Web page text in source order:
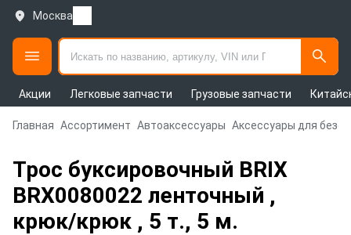
Москва
Акции Легковые запчасти Грузовые запчасти
Главная Ассортимент Автоаксессуары Аксессуары для
Трос буксировочный BRIX
BRX0080022 ленточный ,
крюк/крюк , 5 т., 5 м.